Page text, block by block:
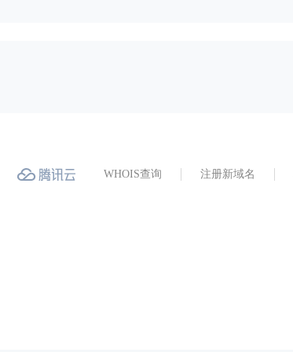
WHOIS查询 注册新域名